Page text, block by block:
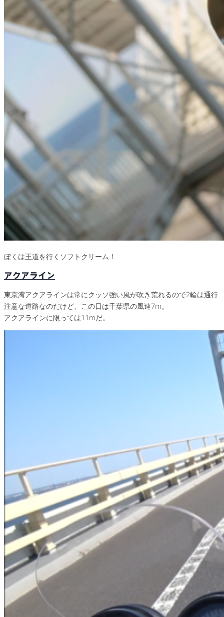
ぼくは王道を行くソフトクリーム！
アクアライン
東京湾アクアラインは常にクッソ強い風が吹き荒れるので2輪は通行
注意な道路なのだけど、この日は千葉県の風速7m。
アクアラインに限っては11mだ。